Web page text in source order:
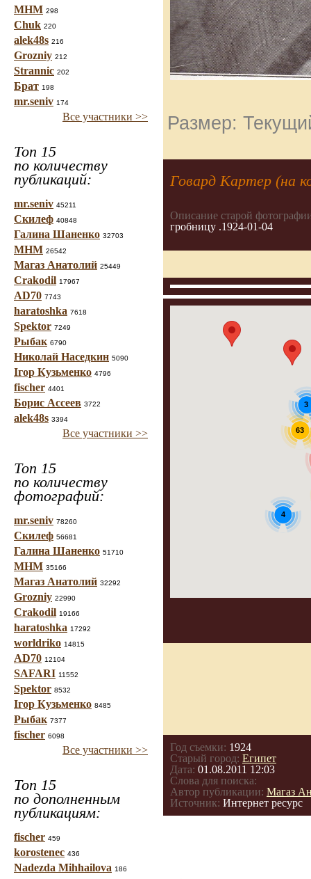
МНМ 298
Chuk 220
alek48s 216
Grozniy 212
Strannic 202
Брат 198
mr.seniv 174
Все участники >>
Топ 15
по количеству
публикаций:
mr.seniv 45211
Скилеф 40848
Галина Шаненко 32703
МНМ 26542
Магаз Анатолий 25449
Crakodil 17967
AD70 7743
haratoshka 7618
Spektor 7249
Рыбак 6790
Николай Наседкин 5090
Ігор Кузьменко 4796
fischer 4401
Борис Ассеев 3722
alek48s 3394
Все участники >>
Топ 15
по количеству
фотографий:
mr.seniv 78260
Скилеф 56681
Галина Шаненко 51710
МНМ 35166
Магаз Анатолий 32292
Grozniy 22990
Crakodil 19166
haratoshka 17292
worldriko 14815
AD70 12104
SAFARI 11552
Spektor 8532
Ігор Кузьменко 8485
Рыбак 7377
fischer 6098
Все участники >>
Топ 15
по дополненным
публикациям:
fischer 459
korostenec 436
Nadezda Mihhailova 186
Размер:
Говард Картер (на
Описание старой
гробницу .1924-01-04
63
4
3
Год съемки: 1924
Старый город: Египет
Дата: 01.08.2011 12:03
Слова для поиска:
Автор публикации: Магаз
Источник: Интернет ресурс